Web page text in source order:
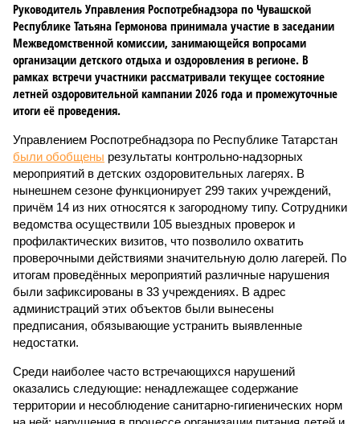
Руководитель Управления Роспотребнадзора по Чувашской
Республике Татьяна Гермонова принимала участие в заседании
Межведомственной комиссии, занимающейся вопросами
организации детского отдыха и оздоровления в регионе. В
рамках встречи участники рассматривали текущее состояние
летней оздоровительной кампании 2026 года и промежуточные
итоги её проведения.
Управлением Роспотребнадзора по Республике Татарстан
были обобщены результаты контрольно-надзорных
мероприятий в детских оздоровительных лагерях. В
нынешнем сезоне функционирует 299 таких учреждений,
причём 14 из них относятся к загородному типу. Сотрудники
ведомства осуществили 105 выездных проверок и
профилактических визитов, что позволило охватить
проверочными действиями значительную долю лагерей. По
итогам проведённых мероприятий различные нарушения
были зафиксированы в 33 учреждениях. В адрес
администраций этих объектов были вынесены
предписания, обязывающие устранить выявленные
недостатки.
Среди наиболее часто встречающихся нарушений
оказались следующие: ненадлежащее содержание
территории и несоблюдение санитарно-гигиенических норм